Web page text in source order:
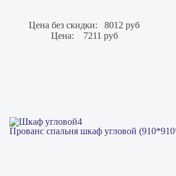
Цена без скидки:
8012 руб
Цена:
7211 руб
Прованс спальня шкаф угловой